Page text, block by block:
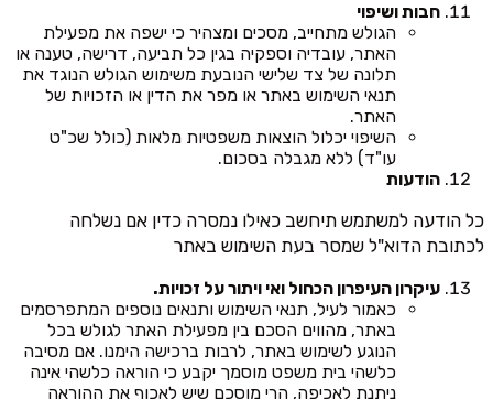
חבות ושיפוי
הגולש מתחייב, מסכים ומצהיר כי ישפה את מפעילת
האתר, עובדיה וספקיה בגין כל תביעה, דרישה, טענה או
תלונה של צד שלישי הנובעת משימוש הגולש הנוגד את
תנאי השימוש באתר או מפר את הדין או הזכויות של
האתר.
השיפוי יכלול הוצאות משפטיות מלאות (כולל שכ"ט
עו"ד) ללא מגבלה בסכום.
הודעות
כל הודעה למשתמש תיחשב כאילו נמסרה כדין אם נשלחה
לכתובת הדוא"ל שמסר בעת השימוש באתר
עיקרון העיפרון הכחול ואי ויתור על זכויות.
כאמור לעיל, תנאי השימוש ותנאים נוספים המתפרסמים
באתר, מהווים הסכם בין מפעילת האתר לגולש בכל
הנוגע לשימוש באתר, לרבות ברכישה הימנו. אם מסיבה
כלשהי בית משפט מוסמך יקבע כי הוראה כלשהי אינה
ניתנת לאכיפה, הרי מוסכם שיש לאכוף את ההוראה